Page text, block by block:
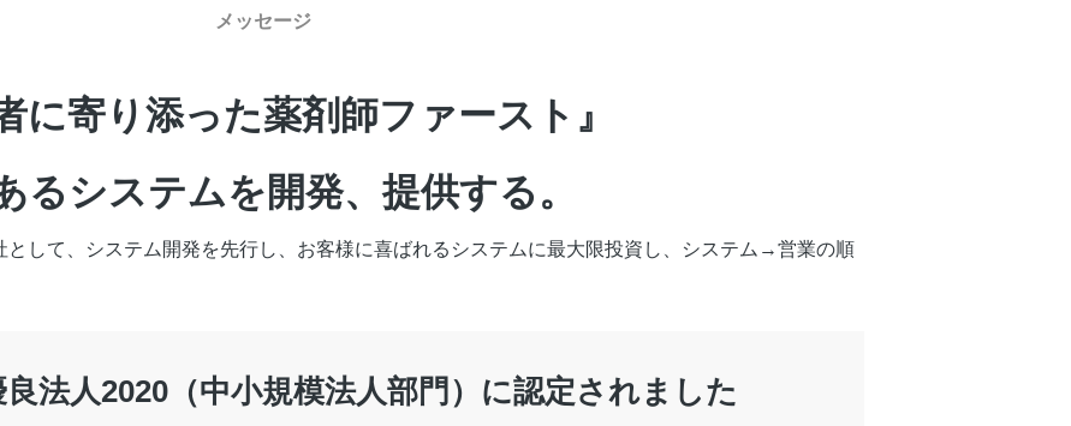
メッセージ
に寄り添った薬剤師ファースト』
るシステムを開発、提供する。
して、システム開発を先行し、お客様に喜ばれるシステムに最大限投資し、システム→営業の順
法人2020（中小規模法人部門）に認定されました